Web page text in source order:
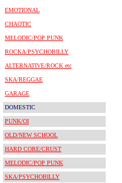
EMOTIONAL
CHAOTIC
MELODIC/POP PUNK
ROCKA/PSYCHOBILLY
ALTERNATIVE/ROCK etc
SKA/REGGAE
GARAGE
DOMESTIC
PUNK/OI
OLD/NEW SCHOOL
HARD CORE/CRUST
MELODIC/POP PUNK
SKA/PSYCHOBILLY